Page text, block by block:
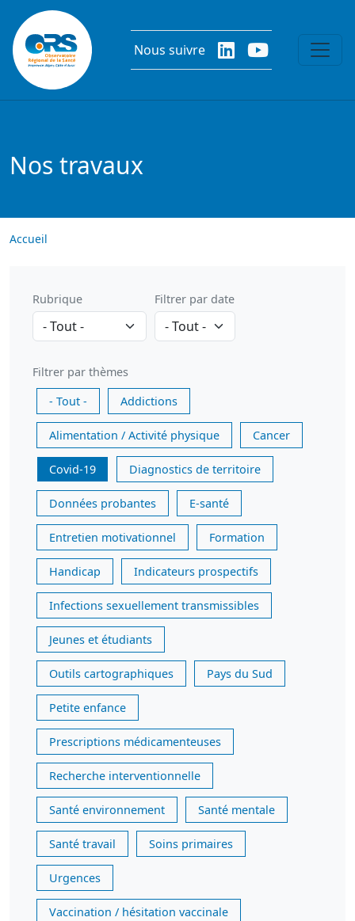
Aller au contenu principal
Nous suivre
Nos travaux
Accueil
Rubrique Filtrer par date
Filtrer par thèmes
- Tout -
Addictions
Alimentation / Activité physique Cancer
Covid-19 Diagnostics de territoire
Données probantes E-santé
Entretien motivationnel Formation
Handicap Indicateurs prospectifs
Infections sexuellement transmissibles
Jeunes et étudiants
Outils cartographiques Pays du Sud
Petite enfance
Prescriptions médicamenteuses
Recherche interventionnelle
Santé environnement Santé mentale
Santé travail Soins primaires
Urgences
Vaccination / hésitation vaccinale